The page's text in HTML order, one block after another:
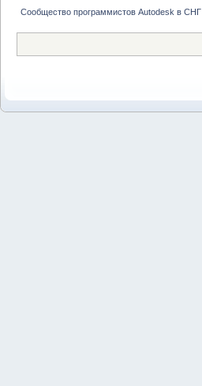
Сообщество программистов Autodesk в СНГ